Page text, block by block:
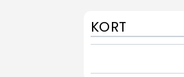
KORT